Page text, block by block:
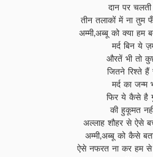
दान पर चलती
तीन तलाकों में ना तुम
अम्मी,अब्बू को क्या हम
मर्द बिन ये
औरतें भी तो
जितने रिश्ते
मर्द का जन्म
फिर ये कैसे है
की हुकूमत
अल्लाह शौहर से ऐसे
अम्मी,अब्बू को कैसे
ऐसे नफरत ना कर हम से